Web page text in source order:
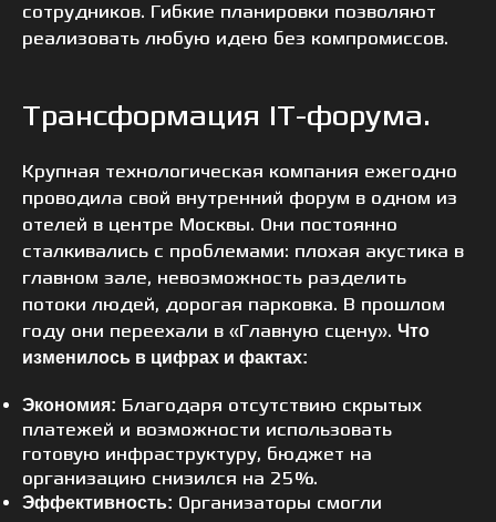
сотрудников. Гибкие планировки позволяют
реализовать любую идею без компромиссов.
Трансформация IT-форума.
Крупная технологическая компания ежегодно
проводила свой внутренний форум в одном из
отелей в центре Москвы. Они постоянно
сталкивались с проблемами: плохая акустика в
главном зале, невозможность разделить
потоки людей, дорогая парковка. В прошлом
году они переехали в «Главную сцену». Что
изменилось в цифрах и фактах:
Экономия: Благодаря отсутствию скрытых
платежей и возможности использовать
готовую инфраструктуру, бюджет на
организацию снизился на 25%.
Эффективность: Организаторы смогли